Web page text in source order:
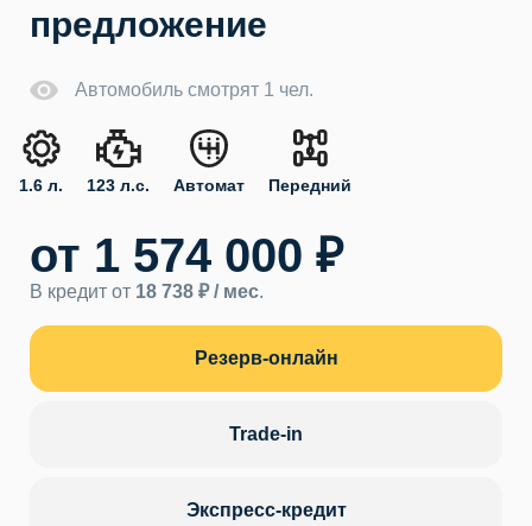
предложение
Автомобиль смотрят 1 чел.
1.6 л. 123 л.с. Автомат Передний
от 1 574 000 ₽
В кредит от 18 738 ₽ / мес.
Резерв-онлайн
Trade-in
Экспресс-кредит